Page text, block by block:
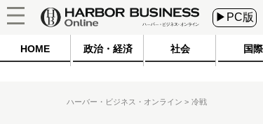
▶PC版
HOME 政治・経済 社会 国際
ハーバー・ビジネス・オンライン 冷戦